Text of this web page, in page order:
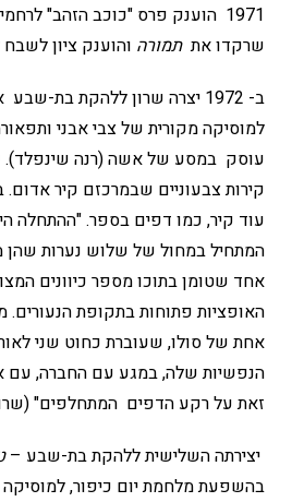
1971 הוענק פרס "כוכב הזהב"
שרקדו אתתמורה והוענק ציון לשבח
ב- 1972 יצרה שרון ללהקת בת-שבע את
למוסיקה מקורית של צבי אבני
עוסק במסע של אשה (רנה שינפלד).
קירות צבעוניים שבמרכזם קיר
עוד קיר, כמו דפים בספר. "ההתחלה
המתחיל במחול של שלוש נערות שהן
אחד שטומן בתוכו מספר כיוונים
האופציות פתוחות בתקופת הנעורים.
אחת של סולו, שעוברת כחוט שני
הנפשיות שלה, במגע עם החברה, עם
זאת על רקע הדפים המתחלפים" (שרון,
יצירתה השלישית ללהקת בת-שבע –
בהשפעת מלחמת יום כיפור, למוסיקה